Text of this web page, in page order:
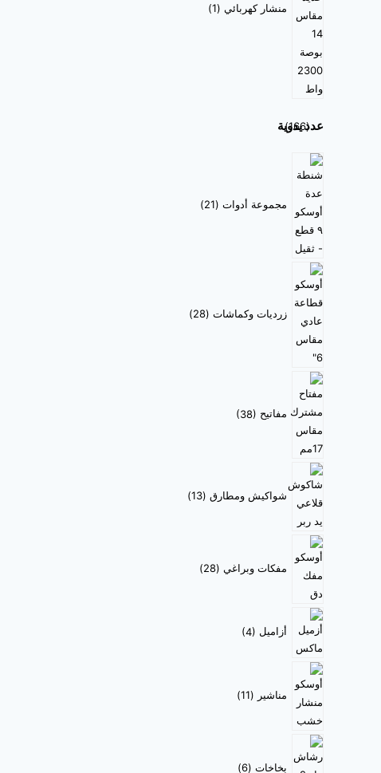
منشار كهربائي 1
عدد يدوية
166
مجموعة أدوات 21
زرديات وكماشات 28
مفاتيح 38
شواكيش ومطارق 13
مفكات وبراغي 28
أزاميل 4
مناشير 11
بخاخات 6